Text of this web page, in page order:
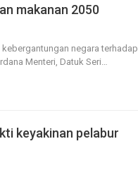
makanan 2050
negara terhadap
Menteri, Datuk Seri
keyakinan pelabur